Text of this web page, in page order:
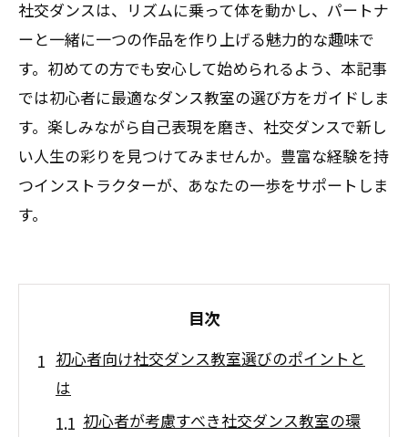
社交ダンスは、リズムに乗って体を動かし、パートナ
ーと一緒に一つの作品を作り上げる魅力的な趣味で
す。初めての方でも安心して始められるよう、本記事
では初心者に最適なダンス教室の選び方をガイドしま
す。楽しみながら自己表現を磨き、社交ダンスで新し
い人生の彩りを見つけてみませんか。豊富な経験を持
つインストラクターが、あなたの一歩をサポートしま
す。
目次
初心者向け社交ダンス教室選びのポイントと
は
初心者が考慮すべき社交ダンス教室の環